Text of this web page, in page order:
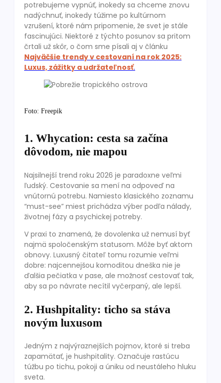
potrebujeme vypnúť, inokedy sa chceme znovu
nadýchnuť, inokedy túžime po kultúrnom
vzrušení, ktoré nám pripomenie, že svet je stále
fascinujúci. Niektoré z týchto posunov sa pritom
črtali už skôr, o čom sme písali aj v článku
Najväčšie trendy v cestovaní na rok 2025:
Luxus, zážitky a udržateľnosť.
Foto: Freepik
1. Whycation: cesta sa začína
dôvodom, nie mapou
Najsilnejší trend roku 2026 je paradoxne veľmi
ľudský. Cestovanie sa mení na odpoveď na
vnútornú potrebu. Namiesto klasického zoznamu
“must-see” miest prichádza výber podľa nálady,
životnej fázy a psychickej potreby.
V praxi to znamená, že dovolenka už nemusí byť
najmä spoločenským statusom. Môže byť aktom
obnovy. Luxusný čitateľ tomu rozumie veľmi
dobre: najcennejšou komoditou dneška nie je
ďalšia pečiatka v pase, ale možnosť cestovať tak,
aby sa po návrate necítil vyčerpaný, ale lepší.
2. Hushpitality: ticho sa stáva
novým luxusom
Jedným z najvýraznejších pojmov, ktoré si treba
zapamätať, je hushpitality. Označuje rastúcu
túžbu po tichu, pokoji a úniku od neustáleho hluku
sveta.